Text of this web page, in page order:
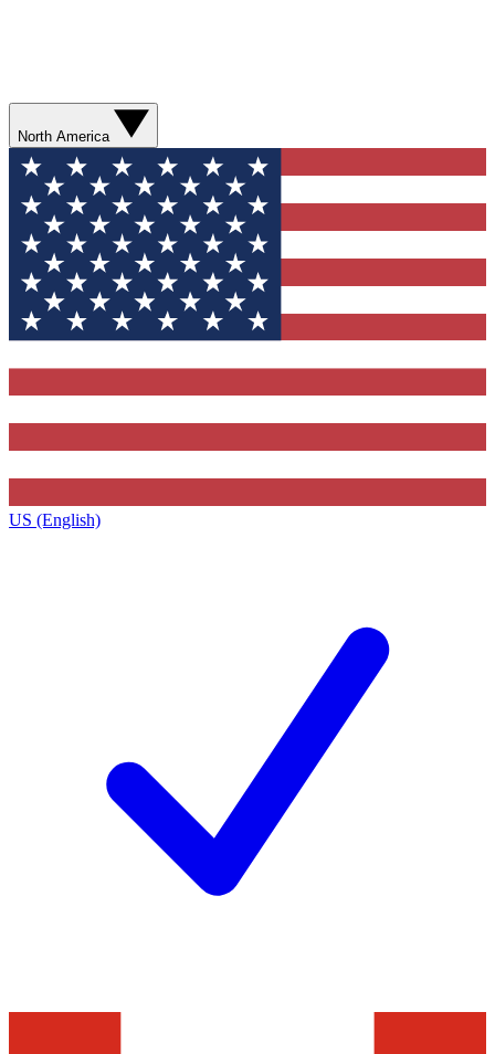
North America
US (English)